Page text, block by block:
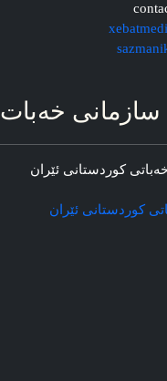
سازمانی خه‌بات
کوردستانی ئێران
کوردستانی ئێران